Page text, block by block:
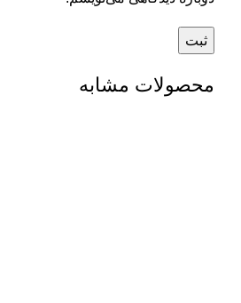
محصولات مشابه